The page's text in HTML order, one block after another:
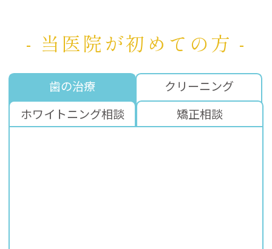
- 当医院が初めての方 -
歯の治療
クリーニング
ホワイトニング相談
矯正相談